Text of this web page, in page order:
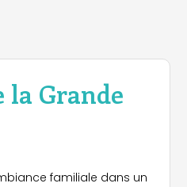
la Grande
familiale dans un